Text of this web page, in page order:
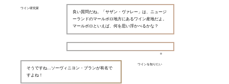
ワイン研究家
良い質問だね。「サザン・ヴァレー」は、ニュージ
ーランドのマールボロ地方にあるワイン産地だよ。
マールボロといえば、何を思い浮かべるかな？
ワインを知りたい
そうですね…ソーヴィニヨン・ブランが有名で
すよね！